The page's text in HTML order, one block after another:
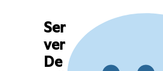
Ser
ver
De